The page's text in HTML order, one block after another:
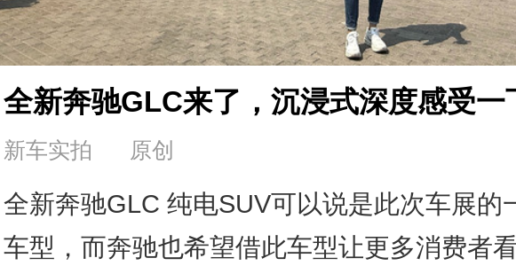
全新奔驰GLC来了，沉浸式深度感受一
新车实拍 原创
全新奔驰GLC 纯电SUV可以说是此次车展的
车型，而奔驰也希望借此车型让更多消费者